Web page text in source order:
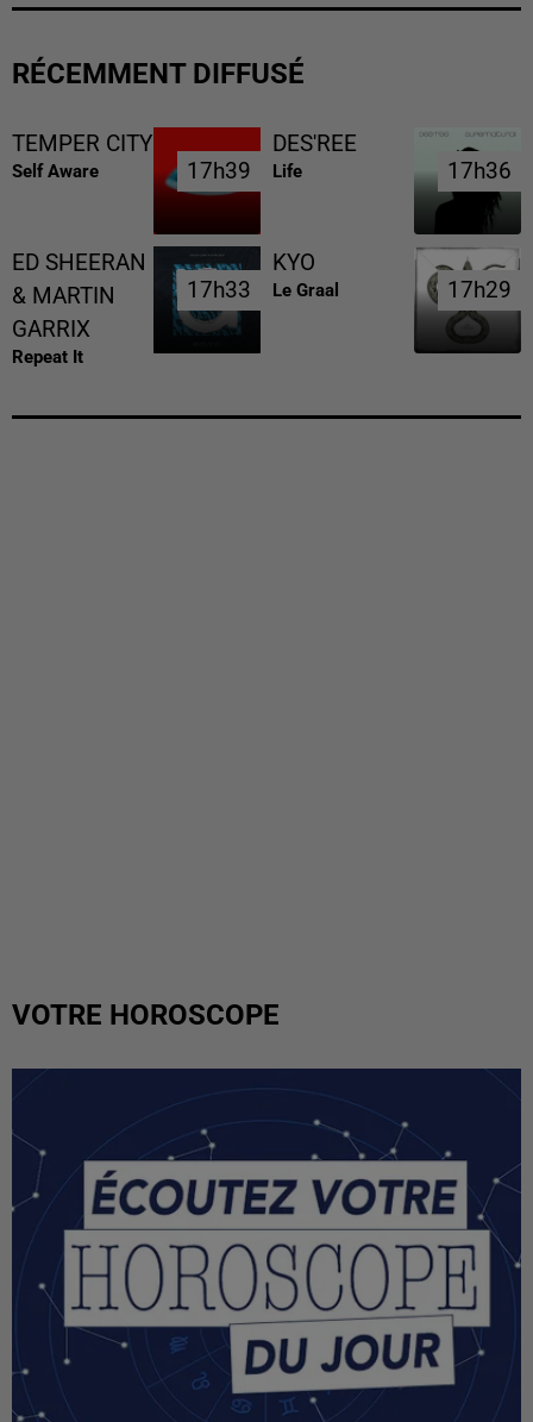
RÉCEMMENT DIFFUSÉ
TEMPER CITY
Self Aware 17h39
17h39
DES'REE
Life 17h36
17h36
ED SHEERAN
& MARTIN
GARRIX
Repeat It
17h33
17h33
KYO
Le Graal 17h29
17h29
VOTRE HOROSCOPE